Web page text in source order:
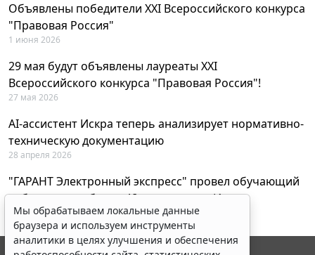
Объявлены победители XXI Всероссийского конкурса
"Правовая Россия"
1 июня 2026
29 мая будут объявлены лауреаты XXI
Всероссийского конкурса "Правовая Россия"!
27 мая 2026
AI-ассистент Искра теперь анализирует нормативно-
техническую документацию
28 апреля 2026
"ГАРАНТ Электронный экспресс" провел обучающий
вебинар по работе с AI-ассистентом Искра
23 апреля 2026
Мы обрабатываем локальные данные
браузера и используем инструменты
аналитики в целях улучшения и обеспечения